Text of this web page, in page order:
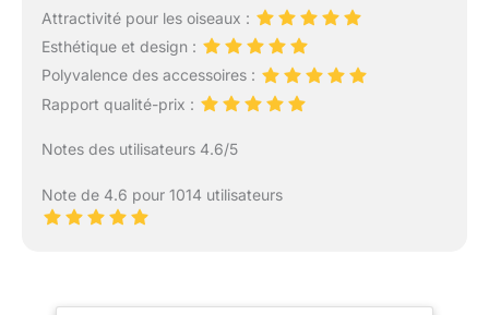
Attractivité pour les oiseaux :
Esthétique et design :
Polyvalence des accessoires :
Rapport qualité-prix :
Notes des utilisateurs 4.6/5
Note de 4.6 pour 1014 utilisateurs